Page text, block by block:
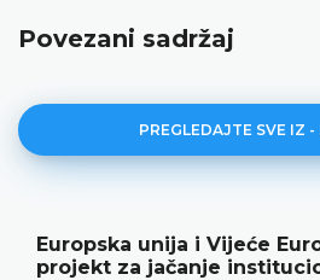
Povezani sadržaj
PREGLEDAJTE SVE IZ
Ustavni sud BiH
rezultate rada i